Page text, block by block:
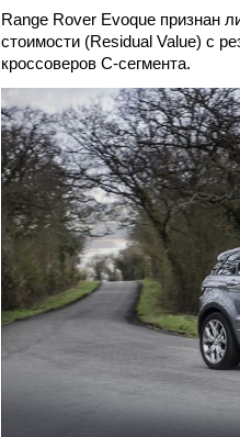
Range Rover Evoque признан
стоимости (Residual Value) с
кроссоверов C-сегмента.